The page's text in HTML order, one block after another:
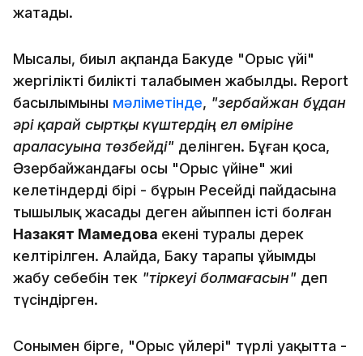
жатады.
Мысалы, биыл ақпанда Бакуде "Орыс үйі"
жергілікті биліктің талабымен жабылды. Report
басылымының мәліметінде, "Әзербайжан бұдан
әрі қарай сыртқы күштердің ел өміріне
араласуына төзбейді" делінген. Бұған қоса,
Әзербайжандағы осы "Орыс үйіне" жиі
келетіндердің бірі - бұрын Ресейдің пайдасына
тыңшылық жасады деген айыппен істі болған
Назакят Мамедова екені туралы дерек
келтірілген. Алайда, Баку тарапы ұйымды
жабу себебін тек "тіркеуі болмағасын" деп
түсіндірген.
Сонымен бірге, "Орыс үйлері" түрлі уақытта -